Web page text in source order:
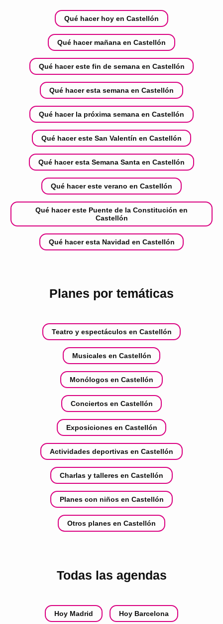
Qué hacer hoy en Castellón
Qué hacer mañana en Castellón
Qué hacer este fin de semana en Castellón
Qué hacer esta semana en Castellón
Qué hacer la próxima semana en Castellón
Qué hacer este San Valentín en Castellón
Qué hacer esta Semana Santa en Castellón
Qué hacer este verano en Castellón
Qué hacer este Puente de la Constitución en
Castellón
Qué hacer esta Navidad en Castellón
Planes por temáticas
Teatro y espectáculos en Castellón
Musicales en Castellón
Monólogos en Castellón
Conciertos en Castellón
Exposiciones en Castellón
Actividades deportivas en Castellón
Charlas y talleres en Castellón
Planes con niños en Castellón
Otros planes en Castellón
Todas las agendas
Hoy Madrid Hoy Barcelona